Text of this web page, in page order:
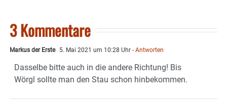
3 Kommentare
Markus der Erste 5. Mai 2021 um 10:28 Uhr - Antworten
Dasselbe bitte auch in die andere Richtung! Bis
Wörgl sollte man den Stau schon hinbekommen.